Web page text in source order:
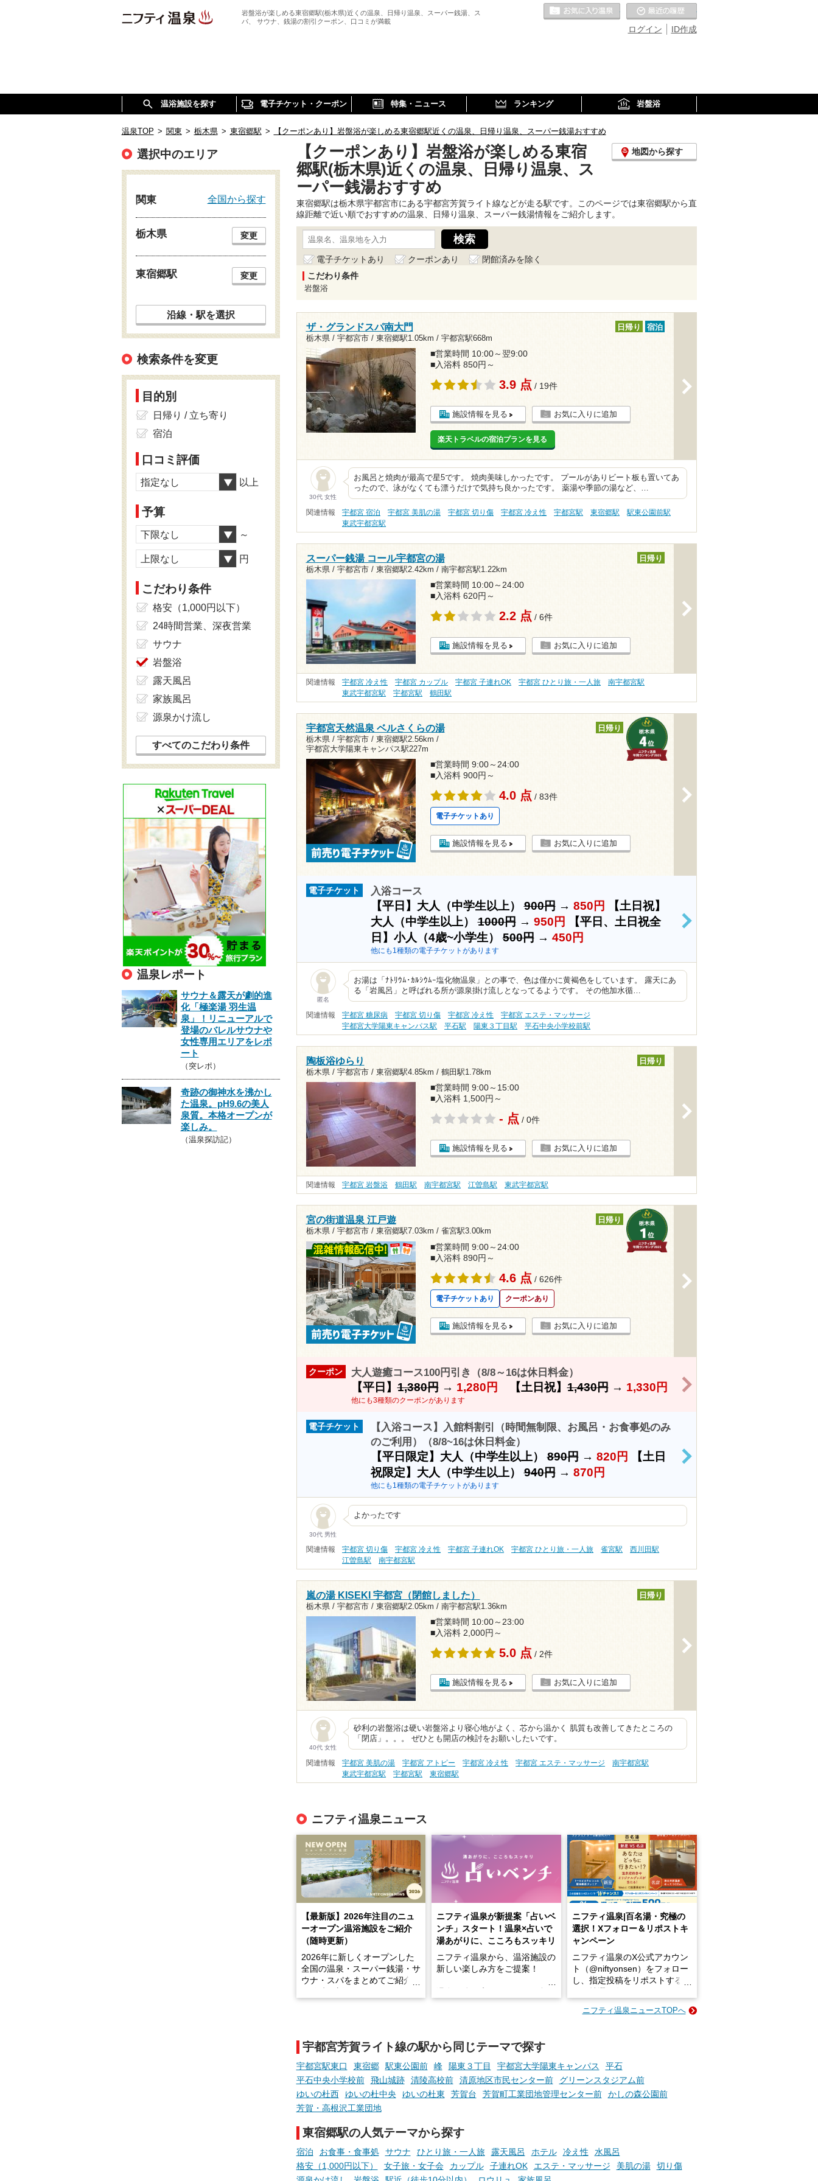
岩盤浴が楽しめる東宿郷駅(栃木県)近くの温泉、日帰り温泉、スーパー銭湯、ス
パ、 サウナ、銭湯の割引クーポン、口コミが満載
ID作成
ログイン
お気に入りの温泉
温浴施設を探す 電子チケット・クーポン 特集・ニュース ランキング 岩盤浴
温泉TOP > 関東 > 栃木県 > 東宿郷駅 > 【クーポンあり】岩盤浴が楽しめる東宿郷駅近くの温泉、日帰り温泉、スーパー銭湯おすすめ
【クーポンあり】岩盤浴が楽しめる東宿
郷駅(栃木県)近くの温泉、日帰り温泉、ス
ーパー銭湯おすすめ
地図から探す
東宿郷駅は栃木県宇都宮市にある宇都宮芳賀ライト線などが走る駅です。このページでは東宿郷駅から直
線距離で近い順でおすすめの温泉、日帰り温泉、スーパー銭湯情報をご紹介します。
電子チケットあり クーポンあり
閉館済みを除く
こだわり条件
岩盤浴
ザ・グランドスパ南大門
栃木県 / 宇都宮市 / 東宿郷駅1.05km / 宇都宮駅668m
日帰り 宿泊
■営業時間 10:00～翌9:00
■入浴料 850円～
3.9 点 / 19件
施設情報を見る お気に入りに追加
楽天トラベルの宿泊プランを見る
30代 女性
お風呂と焼肉が最高で星5です。 焼肉美味しかったです。 プールがありビート板も置いてあ
ったので、泳がなくても漂うだけで気持ち良かったです。 薬湯や季節の湯など、…
関連情報 宇都宮 宿泊 宇都宮 美肌の湯 宇都宮 切り傷 宇都宮 冷え性 宇都宮駅 東宿郷駅
駅東公園前駅
東武宇都宮駅
スーパー銭湯 コール宇都宮の湯
栃木県 / 宇都宮市 / 東宿郷駅2.42km / 南宇都宮駅1.22km
日帰り
■営業時間 10:00～24:00
■入浴料 620円～
2.2 点 / 6件
施設情報を見る お気に入りに追加
関連情報 宇都宮 冷え性 宇都宮 カップル 宇都宮 子連れOK 宇都宮 ひとり旅・一人旅
南宇都宮駅
東武宇都宮駅
宇都宮駅 鶴田駅
宇都宮天然温泉 ベルさくらの湯
栃木県 / 宇都宮市 / 東宿郷駅2.56km /
宇都宮大学陽東キャンパス駅227m
日帰り
■営業時間 9:00～24:00
■入浴料 900円～
4.0 点 / 83件
電子チケットあり
施設情報を見る お気に入りに追加
電子チケット 入浴コース
【平日】大人（中学生以上）900円→ 850円
【土日祝】
大人（中学生以上）1000円→ 950円
【平日、土日祝全
日】小人（4歳~小学生）500円→ 450円
他にも1種類の電子チケットがあります
>
匿名
お湯は「ﾅﾄﾘｳﾑ･ｶﾙｼｳﾑｰ塩化物温泉」との事で、色は僅かに黄褐色をしています。 露天にあ
る「岩風呂」と呼ばれる所が源泉掛け流しとなってるようです。 その他加水循…
関連情報 宇都宮 糖尿病 宇都宮 切り傷 宇都宮 冷え性
宇都宮 エステ・マッサージ
宇都宮大学陽東キャンパス駅
平石駅 陽東３丁目駅 平石中央小学校前駅
陶板浴ゆらり
栃木県 / 宇都宮市 / 東宿郷駅4.85km / 鶴田駅1.78km
日帰り
■営業時間 9:00～15:00
■入浴料 1,500円～
- 点 / 0件
施設情報を見る お気に入りに追加
関連情報 宇都宮 岩盤浴 鶴田駅 南宇都宮駅 江曽島駅 東武宇都宮駅
宮の街道温泉 江戸遊
栃木県 / 宇都宮市 / 東宿郷駅7.03km / 雀宮駅3.00km
日帰り
■営業時間 9:00～24:00
■入浴料 890円～
4.6 点 / 626件
電子チケットあり クーポンあり
施設情報を見る お気に入りに追加
クーポン 大人遊癒コース100円引き（8/8～16は休日料金）
【平日】1,380円→ 1,280円 【土日祝】1,430円→ 1,330円
他にも3種類のクーポンがあります
電子チケット
【入浴コース】入館料割引（時間無制限、お風呂・お食事処のみ
のご利用）（8/8~16は休日料金）
【平日限定】大人（中学生以上）890円→ 820円
【土日
祝限定】大人（中学生以上）940円→ 870円
他にも1種類の電子チケットがあります
>
30代 男性
よかったです
関連情報 宇都宮 切り傷 宇都宮 冷え性 宇都宮 子連れOK 宇都宮 ひとり旅・一人旅 雀宮駅
西川田駅
江曽島駅
南宇都宮駅
嵐の湯 KISEKI 宇都宮（閉館しました）
栃木県 / 宇都宮市 / 東宿郷駅2.05km / 南宇都宮駅1.36km
日帰り
■営業時間 10:00～23:00
■入浴料 2,000円～
5.0 点 / 2件
施設情報を見る お気に入りに追加
40代 女性
砂利の岩盤浴は硬い岩盤浴より寝心地がよく、芯から温かく 肌質も改善してきたところの
「閉店」。。。 ぜひとも開店の検討をお願いしたいです。
関連情報 宇都宮 美肌の湯 宇都宮 アトピー 宇都宮 冷え性 宇都宮 エステ・マッサージ
南宇都宮駅
東武宇都宮駅
宇都宮駅 東宿郷駅
ニフティ温泉ニュース
【最新版】2026年注目のニュ
ーオープン温浴施設をご紹介
（随時更新）
2026年に新しくオープンした
全国の温泉・スーパー銭湯・サ
ウナ・スパをまとめてご紹介！
います。
現地取材記事もあわせて紹介し
ていますので、気になる施設は
ぜひチェックして次のおでかけ
先の参考にしてみてください
ね。
ニフティ温泉が新提案「占いベ
ンチ」スタート！温泉×占いで
湯あがりに、こころもスッキリ
ニフティ温泉から、温浴施設の
新しい楽しみ方をご提案！
手相やタロットなど気軽に楽し
める占いで、“ととのう”おふろ
時間を、もっと特別に。
ニフティ温泉|百名湯・究極の
選択！Xフォロー＆リポストキ
ャンペーン
ニフティ温泉のX公式アカウン
ト（@niftyonsen）をフォロー
し、指定投稿をリポストする
GIFT500円分をプレゼントい
ニフティ温泉ニュースTOPへ
宇都宮芳賀ライト線の駅から同じテーマで探す
宇都宮駅東口 東宿郷 駅東公園前 峰 陽東３丁目 宇都宮大学陽東キャンパス
平石
平石中央小学校前
飛山城跡 清陵高校前 清原地区市民センター前
グリーンスタジアム前
ゆいの杜西
ゆいの杜中央 ゆいの杜東 芳賀台 芳賀町工業団地管理センター前
かしの森公園前
芳賀・高根沢工業団地
東宿郷駅の人気テーマから探す
宿泊 お食事・食事処 サウナ ひとり旅・一人旅 露天風呂 ホテル 冷え性
水風呂
格安（1,000円以下）
女子旅・女子会 カップル 子連れOK エステ・マッサージ 美肌の湯
切り傷
選択中のエリア
関東 全国から探す
栃木県 変更
東宿郷駅 変更
沿線・駅を選択
検索条件を変更
目的別
日帰り / 立ち寄り
宿泊
口コミ評価
指定なし 以上
予算
下限なし ～
上限なし 円
こだわり条件
格安（1,000円以下）
24時間営業、深夜営業
サウナ
岩盤浴
露天風呂
家族風呂
源泉かけ流し
すべてのこだわり条件
温泉レポート
サウナ＆露天が劇的進
化「極楽湯 羽生温
泉」！リニューアルで
登場のバレルサウナや
女性専用エリアをレポ
ート
（突レポ）
奇跡の御神水を沸かし
た温泉。pH9.6の美人
泉質。本格オープンが
楽しみ。
（温泉探訪記）